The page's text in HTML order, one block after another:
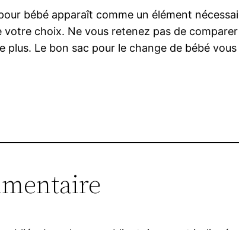
bébé apparaît comme un élément
choix. Ne vous retenez pas de
plus. Le bon sac pour le change de bébé